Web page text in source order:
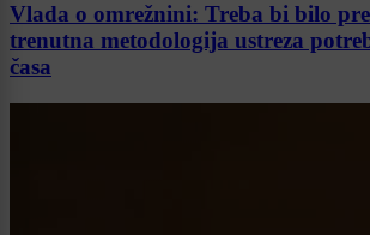
Vlada o omrežnini: Treba bi bilo
trenutna metodologija ustreza
časa